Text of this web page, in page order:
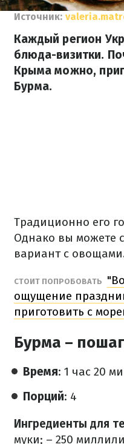
Источник:
Каждый регион
блюда-визитки.
Крыма можно,
Бурма.
Традиционно его
Однако вы можете
вариант с
СТОИТ ПОПРОБОВАТЬ
ощущение
приготовить с
Бурма –
Время: 1 час 20
Порций: 4
Ингредиенты для
муки; – 250